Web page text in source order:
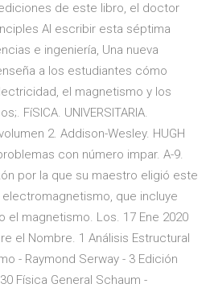
de este libro, el doctor
Al escribir esta séptima
e ingeniería, Una nueva
a los estudiantes cómo
el magnetismo y los
FíSICA. UNIVERSITARIA.
2. Addison-Wesley. HUGH
con número impar. A-9.
por la que su maestro eligió este
que incluye
magnetismo. Los. 17 Ene 2020
el Nombre. 1 Análisis Estructural
- Raymond Serway - 3 Edición
Física General Schaum -